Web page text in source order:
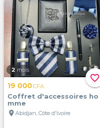
favorite_border
2 mois
19 000CFA
Coffret d'accessoires ho
mme
location_on Abidjan, Côte d'Ivoire